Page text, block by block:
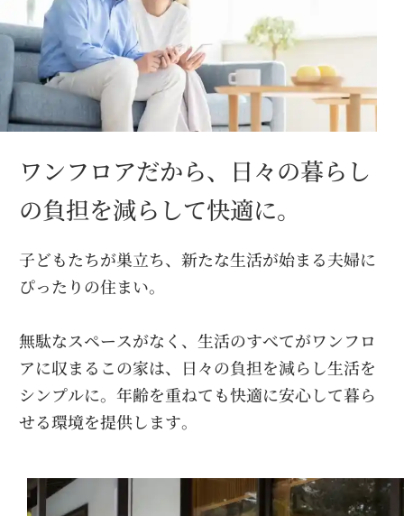
ワンフロアだから、日々の暮らし
の負担を減らして快適に。
子どもたちが巣立ち、新たな生活が始まる夫婦に
ぴったりの住まい。
無駄なスペースがなく、生活のすべてがワンフロ
アに収まるこの家は、日々の負担を減らし生活を
シンプルに。年齢を重ねても快適に安心して暮ら
せる環境を提供します。